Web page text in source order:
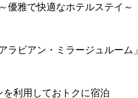
優雅で快適なホテルステイ～
ラビアン・ミラージュルーム
利用しておトクに宿泊